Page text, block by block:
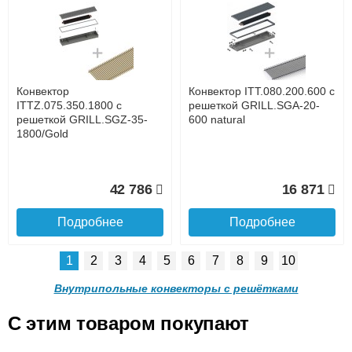
до подъезда
услуга платная
Конвектор ITTL.070.160.800
с решеткой GRILL.SGWL-
16-800 венге.
20 904
Подробнее
Конвектор ITTL.070.160.900
с решеткой GRILL.SGWL-
16-900 венге.
21 495
Конвектор
ITTL.070.160.1000 с
решеткой GRILL.SGWL-16-
Конвектор
ITTL.070.160.1100 с
решеткой GRILL.SGWL-16-
Конвектор
ITTZ.075.350.1800 с
решеткой GRILL.SGZ-35-
1800/Gold
42 786
Подробнее
Конвектор ITT.080.200.600 с
решеткой GRILL.SGA-20-
600 natural
16 871
Подробнее
1 2 3 4 5 6 7 8 9 10
Внутрипольные конвекторы с решётками
C этим товаром покупают